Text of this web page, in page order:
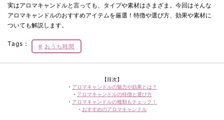
実はアロマキャンドルと言っても、タイプや素材はさまざま。今回はそんな
アロマキャンドルのおすすめアイテムを厳選！特徴や選び方、効果や素材に
ついても解説します。
Tags： おうち時間
【目次】
・ アロマキャンドルの魅力や効果とは？
・ アロマキャンドルの特徴と選び方
・ アロマキャンドルの種類もチェック！
・ おすすめのアロマキャンドル